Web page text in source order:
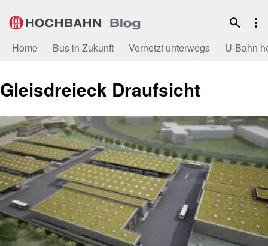
Inhalt
Home Bus in Zukunft Vernetzt unterwegs U-Bahn
Gleisdreieck Draufsicht